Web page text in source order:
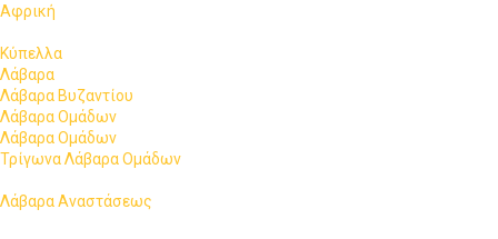
Αφρική
Κύπελλα
Λάβαρα
Λάβαρα Βυζαντίου
Λάβαρα Ομάδων
Λάβαρα Ομάδων
Τρίγωνα Λάβαρα Ομάδων
Λάβαρα Αναστάσεως